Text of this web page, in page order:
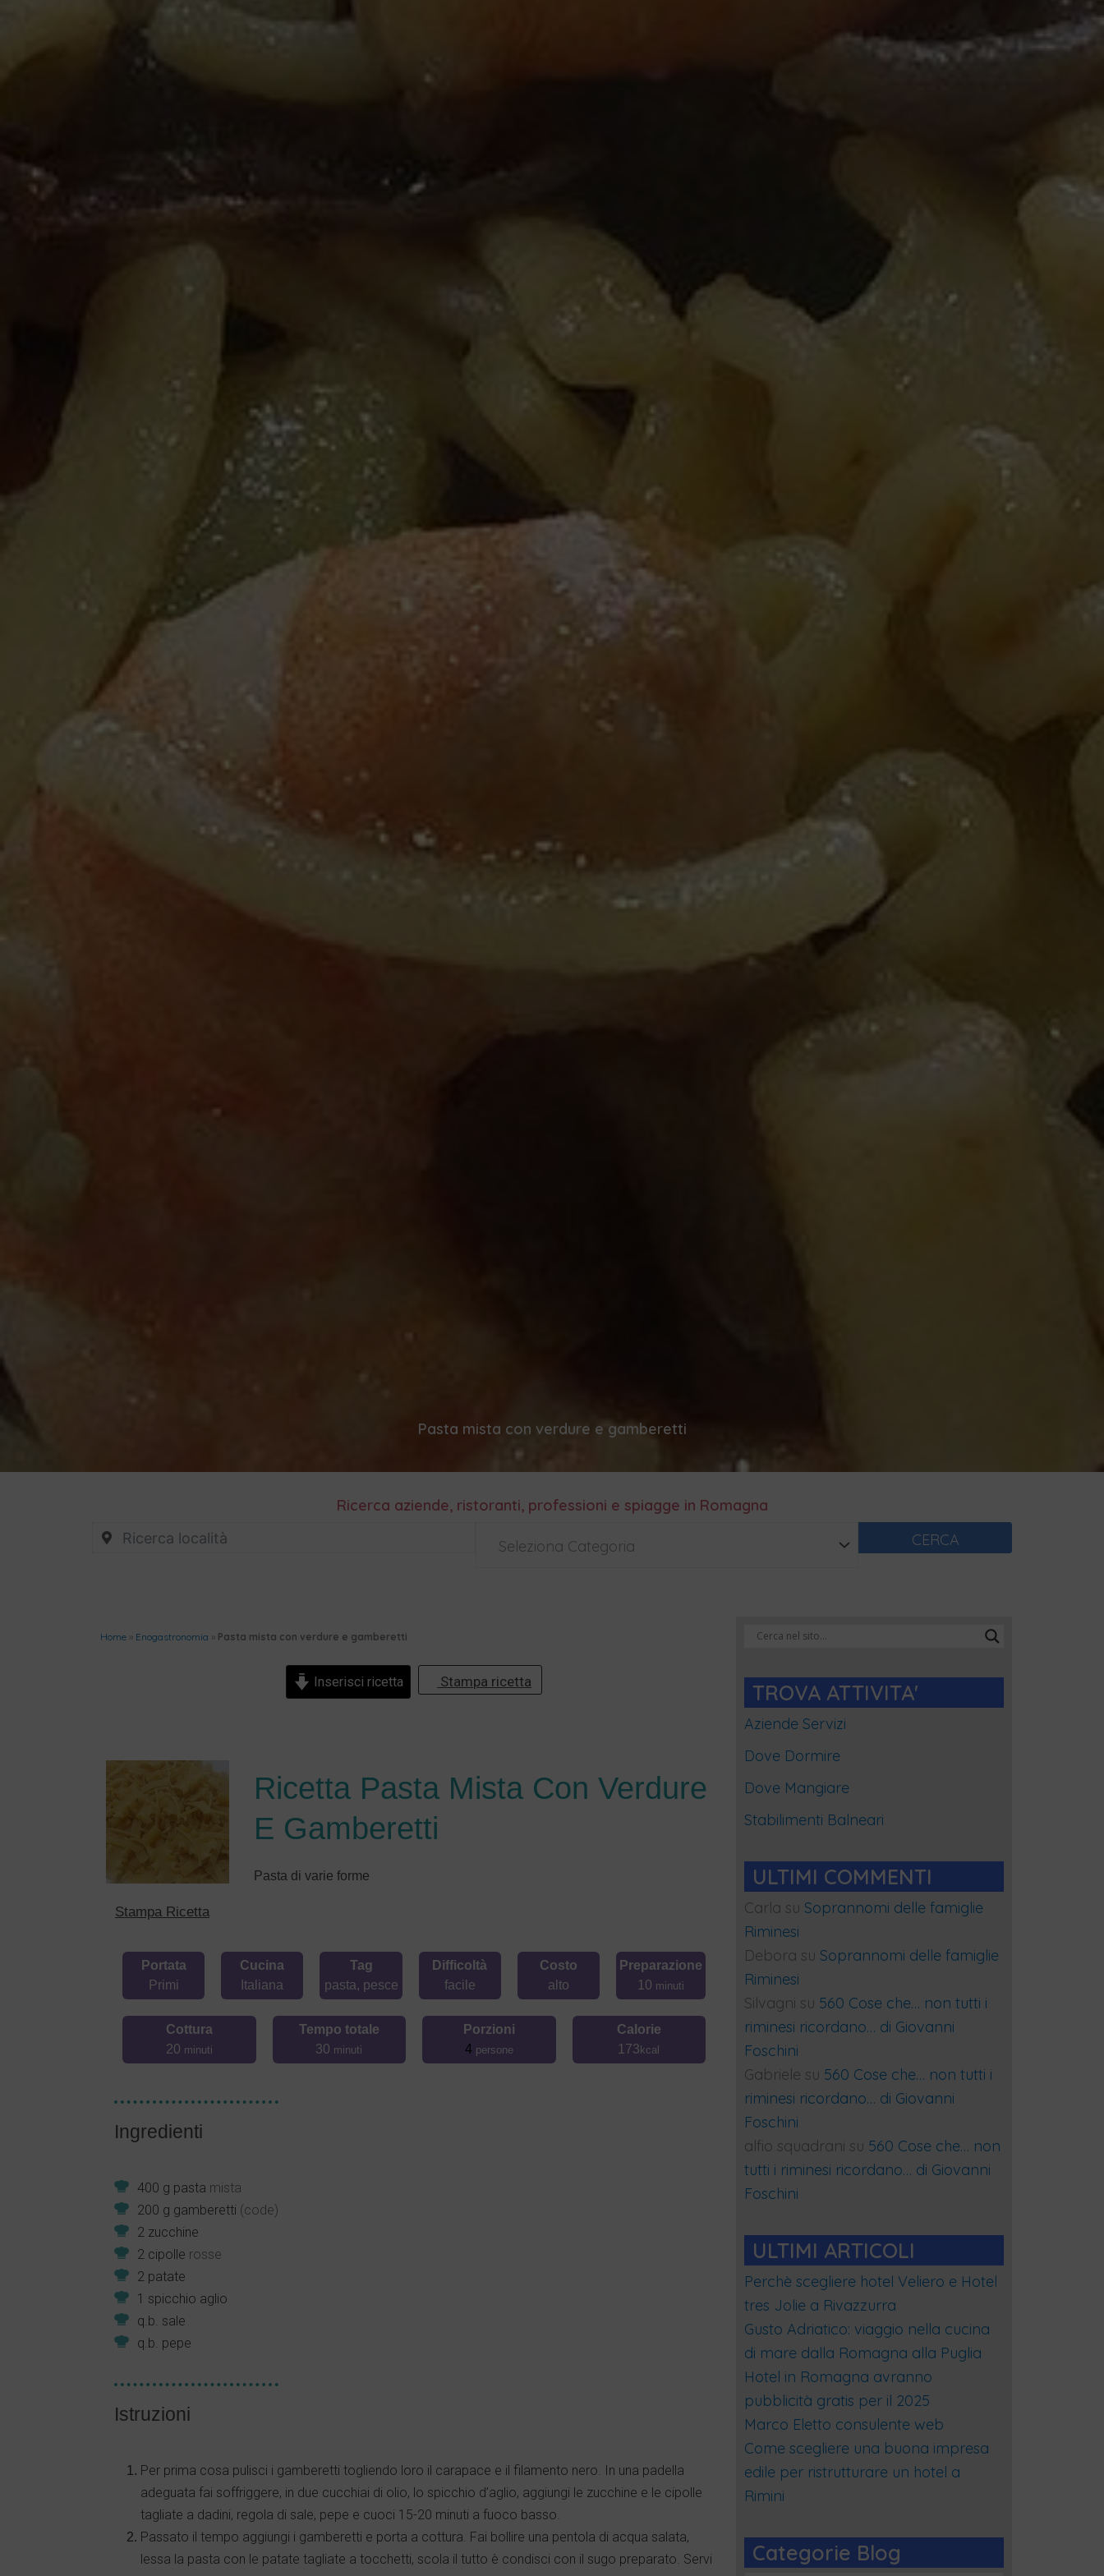
Pasta mista con verdure e gamberetti
Ricerca aziende, ristoranti, professioni e spiagge in Romagna
Seleziona Categoria CERCA
Home » Enogastronomia » Pasta mista con verdure e gamberetti
Inserisci ricetta Stampa ricetta
Ricetta Pasta Mista Con Verdure
E Gamberetti
Pasta di varie forme
Stampa Ricetta
Portata
Primi
Cucina
Italiana
Tag
pasta, pesce
Difficoltà
facile
Costo
alto
Preparazione
10 minuti
Cottura
20 minuti
Tempo totale
30 minuti
Porzioni
4 persone
Calorie
173 kcal
Ingredienti
400 g pasta mista
200 g gamberetti (code)
2 zucchine
2 cipolle rosse
2 patate
1 spicchio aglio
q.b. sale
q.b. pepe
Istruzioni
Per prima cosa pulisci i gamberetti togliendo loro il carapace e il filamento nero. In una padella
adeguata fai soffriggere, in due cucchiai di olio, lo spicchio d’aglio, aggiungi le zucchine e le cipolle
tagliate a dadini, regola di sale, pepe e cuoci 15-20 minuti a fuoco basso.
Passato il tempo aggiungi i gamberetti e porta a cottura. Fai bollire una pentola di acqua salata,
lessa la pasta con le patate tagliate a tocchetti, scola il tutto è condisci con il sugo preparato. Servi
TROVA ATTIVITA'
Aziende Servizi
Dove Dormire
Dove Mangiare
Stabilimenti Balneari
ULTIMI COMMENTI
Carla su Soprannomi delle famiglie
Riminesi
Debora su Soprannomi delle famiglie
Riminesi
Silvagni su 560 Cose che… non tutti i
riminesi ricordano… di Giovanni
Foschini
Gabriele su 560 Cose che… non tutti i
riminesi ricordano… di Giovanni
Foschini
alfio squadrani su 560 Cose che… non
tutti i riminesi ricordano… di Giovanni
Foschini
ULTIMI ARTICOLI
Perchè scegliere hotel Veliero e Hotel
tres Jolie a Rivazzurra
Gusto Adriatico: viaggio nella cucina
di mare dalla Romagna alla Puglia
Hotel in Romagna avranno
pubblicità gratis per il 2025
Marco Eletto consulente web
Come scegliere una buona impresa
edile per ristrutturare un hotel a
Rimini
Categorie Blog
Categorie